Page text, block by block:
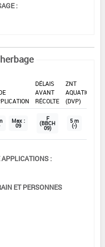
:
DÉLAIS
AVANT
RÉCOLTE
ZNT
AQUATIQUE
(DVP)
Max :
09
F
(BBCH
09)
5 m
(-)
:
ET PERSONNES